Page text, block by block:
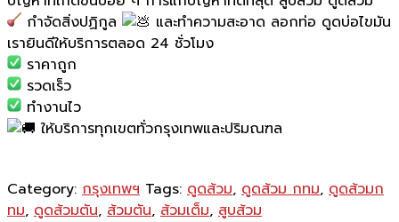
กำจัดสิ่งปฏิกูล
และทำความสะอาด ลอกท่อ ดูดบ่อไขมัน
เรายินดีให้บริการตลอด 24 ชั่วโมง
ราคาถูก
รวดเร็ว
ทำงานไว
ให้บริการทุกเขตทั่วกรุงเทพและปริมณฑล
Category: กรุงเทพฯ Tags: ดูดส้วม, ดูดส้วม กทม, ดูดส้วมก
ทม, ดูดส้วมตัน, ส้วมตัน, ส้วมเต็ม, สูบส้วม